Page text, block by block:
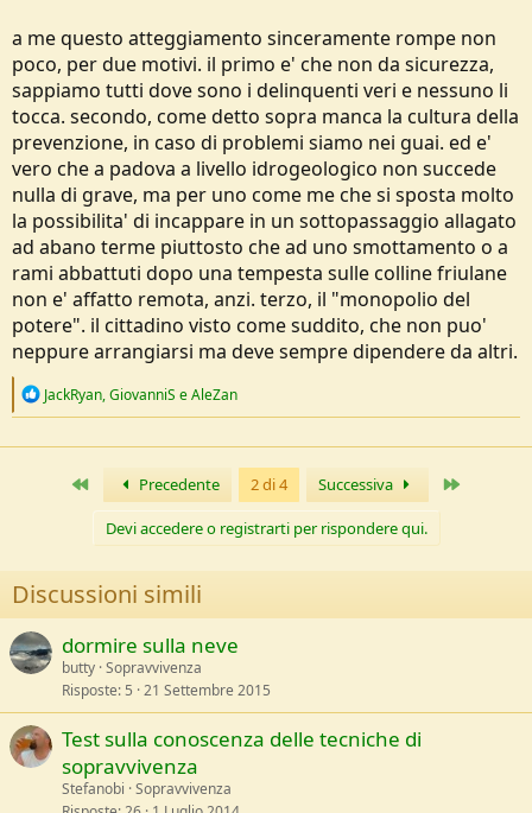
a me questo atteggiamento sinceramente rompe non
poco, per due motivi. il primo e' che non da sicurezza,
sappiamo tutti dove sono i delinquenti veri e nessuno li
tocca. secondo, come detto sopra manca la cultura della
prevenzione, in caso di problemi siamo nei guai. ed e'
vero che a padova a livello idrogeologico non succede
nulla di grave, ma per uno come me che si sposta molto
la possibilita' di incappare in un sottopassaggio allagato
ad abano terme piuttosto che ad uno smottamento o a
rami abbattuti dopo una tempesta sulle colline friulane
non e' affatto remota, anzi. terzo, il "monopolio del
potere". il cittadino visto come suddito, che non puo'
neppure arrangiarsi ma deve sempre dipendere da altri.
R
c
JackRyan,GiovanniS eAleZan
Primo Precedente 2 di 4 Successiva
Devi accedere o registrarti per rispondere qui.
Discussioni simili
dormire sulla neve
butty Sopravvivenza
Risposte 5 21 Settembre 2015
Test sulla conoscenza delle tecniche di
sopravvivenza
Stefanobi Sopravvivenza